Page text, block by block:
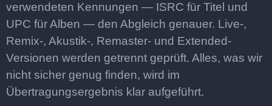
verwendeten Kennungen — ISRC für Titel und
UPC für Alben — den Abgleich genauer. Live-,
Remix-, Akustik-, Remaster- und Extended-
Versionen werden getrennt geprüft. Alles, was wir
nicht sicher genug finden, wird im
Übertragungsergebnis klar aufgeführt.